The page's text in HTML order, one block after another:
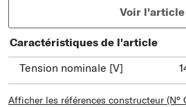
Voir l'article
Caractéristiques de l'article
Tension nominale [V]
Afficher les références constructeur (N°